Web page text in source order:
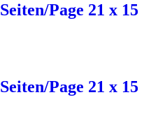
Page 21 x 15
Page 21 x 15